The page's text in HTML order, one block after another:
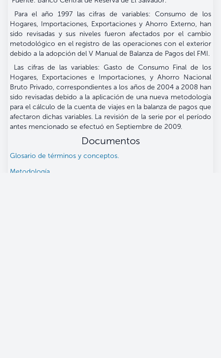
Para el año 1997 las cifras de variables: Consumo de los
Hogares, Importaciones, Exportaciones y Ahorro Externo, han
sido revisadas y sus niveles fueron afectados por el cambio
metodológico en el registro de las operaciones con el exterior
debido a la adopción del V Manual de Balanza de Pagos del FMI.
Las cifras de las variables: Gasto de Consumo Final de los
Hogares, Exportaciones e Importaciones, y Ahorro Nacional
Bruto Privado, correspondientes a los años de 2004 a 2008 han
sido revisadas debido a la aplicación de una nueva metodología
para el cálculo de la cuenta de viajes en la balanza de pagos que
afectaron dichas variables. La revisión de la serie por el período
antes mencionado se efectuó en Septiembre de 2009.
Documentos
Glosario de términos y conceptos.
Metodología.